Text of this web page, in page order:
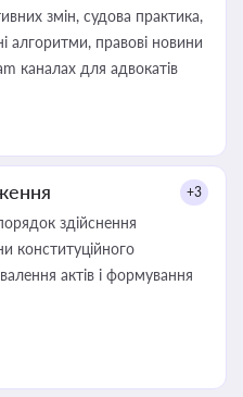
змін, судова практика,
алгоритми, правові новини
каналах для адвокатів
+3
здійснення
конституційного
актів і формування